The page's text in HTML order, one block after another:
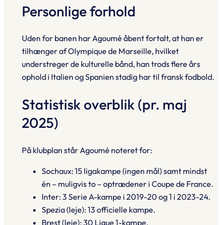
Personlige forhold
Uden for banen har Agoumé åbent fortalt, at han er
tilhænger af Olympique de Marseille, hvilket
understreger de kulturelle bånd, han trods flere års
ophold i Italien og Spanien stadig har til fransk fodbold.
Statistisk overblik (pr. maj
2025)
På klubplan står Agoumé noteret for:
Sochaux: 15 ligakampe (ingen mål) samt mindst
én – muligvis to – optrædener i Coupe de France.
Inter: 3 Serie A-kampe i 2019-20 og 1 i 2023-24.
Spezia (leje): 13 officielle kampe.
Brest (leje): 30 Ligue 1-kampe.